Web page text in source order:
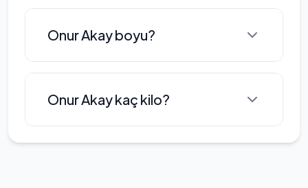
bir televizyon kariyerine sahiptir ve
oyuncu olmuştur.
konuşmaktadır.
Onur Akay boyu?
Onur Akay kaç kilo?